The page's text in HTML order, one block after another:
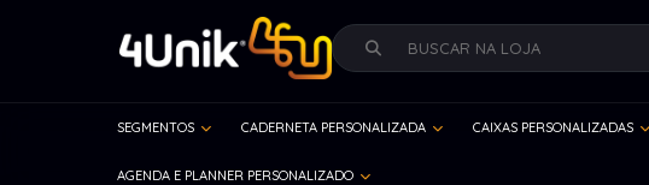
SEGMENTOS CADERNETA PERSONALIZADA CAIXAS PERSONALIZADAS
AGENDA E PLANNER PERSONALIZADO